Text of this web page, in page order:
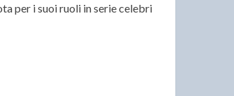
per i suoi ruoli in serie celebri